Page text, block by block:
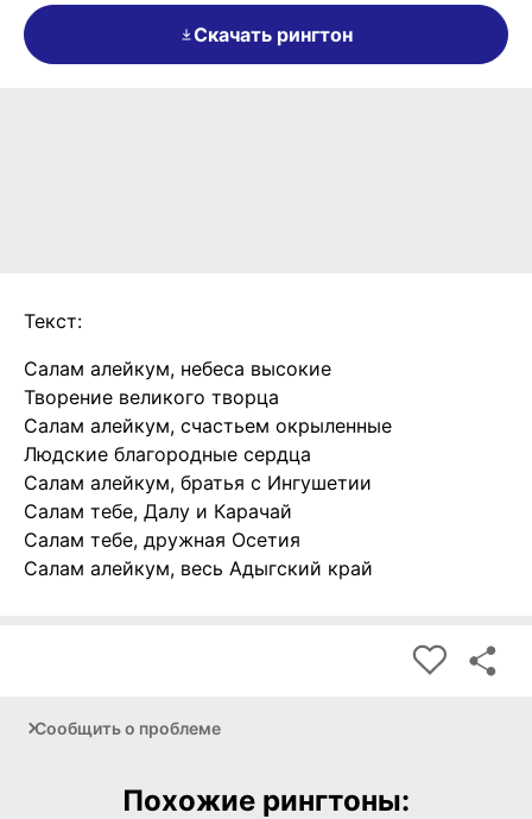
Скачать рингтон
Текст:
Салам алейкум, небеса высокие
Творение великого творца
Салам алейкум, счастьем окрыленные
Людские благородные сердца
Салам алейкум, братья с Ингушетии
Салам тебе, Далу и Карачай
Салам тебе, дружная Осетия
Салам алейкум, весь Адыгский край
Сообщить о проблеме
Похожие рингтоны: